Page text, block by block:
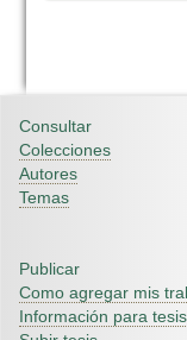
Consultar
Colecciones
Autores
Temas
Publicar
Como agregar mis
Información para